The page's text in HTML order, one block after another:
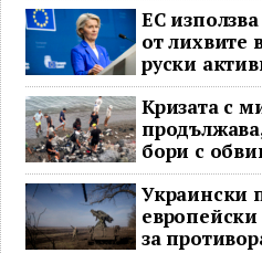
ЕС
от лихвите
руски
Украйна
Кризата с
бори с
гнева у
Украински
за